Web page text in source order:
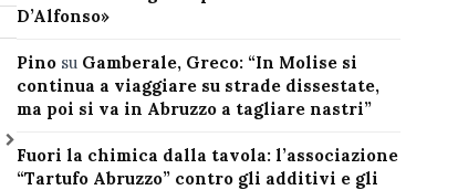
D’Alfonso»
Pinosu Gamberale, Greco: “In Molise si
continua a viaggiare su strade dissestate,
ma poi si va in Abruzzo a tagliare nastri”
Fuori la chimica dalla tavola: l’associazione
“Tartufo Abruzzo” contro gli additivi e gli